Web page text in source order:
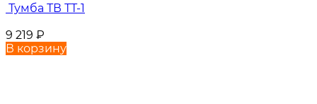
Тумба ТВ ТТ-1
9 219 ₽
В корзину